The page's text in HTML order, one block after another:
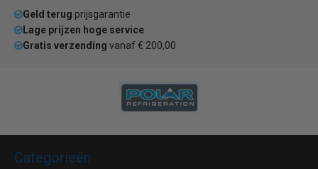
Geld terug prijsgarantie
Lage prijzen hoge service
Gratis verzending vanaf € 200,00
Categorieën